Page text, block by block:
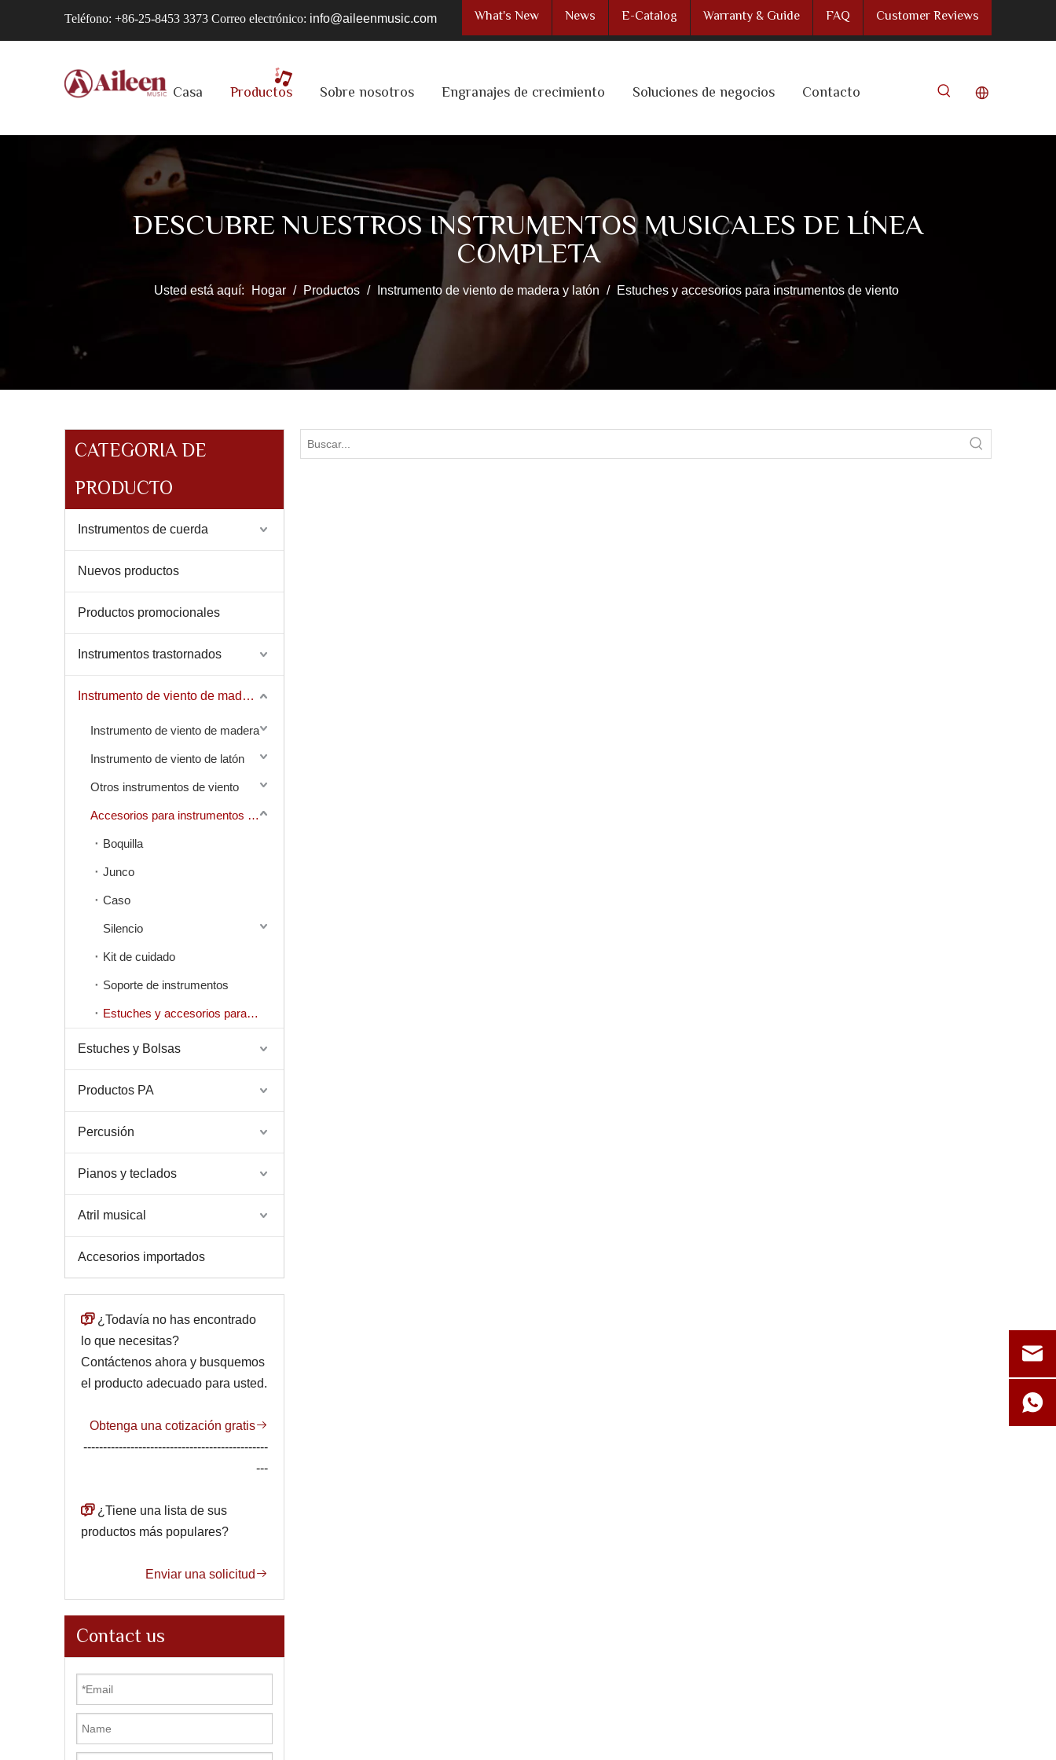
Teléfono: +86-25-8453 3373 Correo electrónico: info@aileenmusic.com What's New News E-Catalog Warranty & Guide FAQ Customer Reviews
Casa Productos Sobre nosotros Engranajes de crecimiento Soluciones de negocios Contacto
DESCUBRE NUESTROS INSTRUMENTOS MUSICALES DE LÍNEA
COMPLETA
Usted está aquí: Hogar / Productos / Instrumento de viento de madera y latón / Estuches y accesorios para instrumentos de viento
CATEGORIA DE
PRODUCTO
Instrumentos de cuerda
Nuevos productos
Productos promocionales
Instrumentos trastornados
Instrumento de viento de madera y latón
Instrumento de viento de madera
Instrumento de viento de latón
Otros instrumentos de viento
Accesorios para instrumentos de viento
Boquilla
Junco
Caso
Silencio
Kit de cuidado
Soporte de instrumentos
Estuches y accesorios para instrumentos de viento
Estuches y Bolsas
Productos PA
Percusión
Pianos y teclados
Atril musical
Accesorios importados
 ¿Todavía no has encontrado
lo que necesitas?
Contáctenos ahora y busquemos
el producto adecuado para usted.
Obtenga una cotización gratis
-----------------------------------------------
---
 ¿Tiene una lista de sus
productos más populares?
Enviar una solicitud 
Contact us